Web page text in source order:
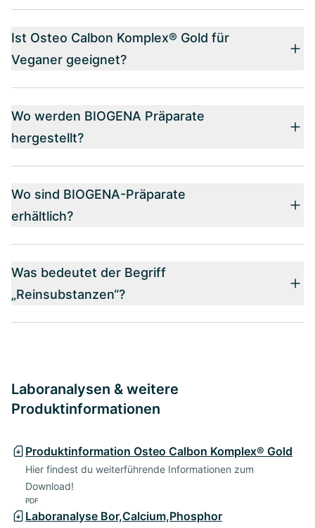
Ist Osteo Calbon Komplex® Gold für
Veganer geeignet?
Wo werden BIOGENA Präparate
hergestellt?
Wo sind BIOGENA-Präparate
erhältlich?
Was bedeutet der Begriff
„Reinsubstanzen“?
Laboranalysen & weitere
Produktinformationen
Produktinformation Osteo Calbon Komplex® Gold
Hier findest du weiterführende Informationen zum
Download!
PDF
Laboranalyse Bor,Calcium,Phosphor